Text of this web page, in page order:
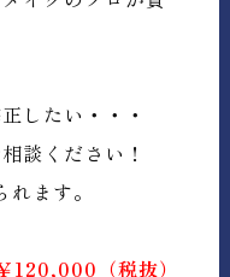
したい・・・
談ください！
ます。
120,000 （税抜）